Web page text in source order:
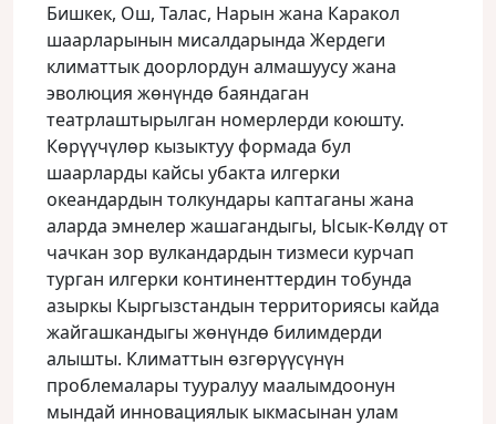
Бишкек, Ош, Талас, Нарын жана Каракол
шаарларынын мисалдарында Жердеги
климаттык доорлордун алмашуусу жана
эволюция жөнүндө баяндаган
театрлаштырылган номерлерди коюшту.
Көрүүчүлөр кызыктуу формада бул
шаарларды кайсы убакта илгерки
океандардын толкундары каптаганы жана
аларда эмнелер жашагандыгы, Ысык-Көлдү от
чачкан зор вулкандардын тизмеси курчап
турган илгерки континенттердин тобунда
азыркы Кыргызстандын территориясы кайда
жайгашкандыгы жөнүндө билимдерди
алышты. Климаттын өзгөрүүсүнүн
проблемалары тууралуу маалымдоонун
мындай инновациялык ыкмасынан улам